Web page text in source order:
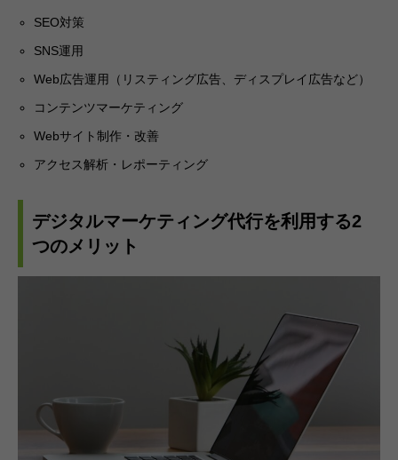
SEO対策
SNS運用
Web広告運用（リスティング広告、ディスプレイ広告など）
コンテンツマーケティング
Webサイト制作・改善
アクセス解析・レポーティング
デジタルマーケティング代行を利用する2
つのメリット